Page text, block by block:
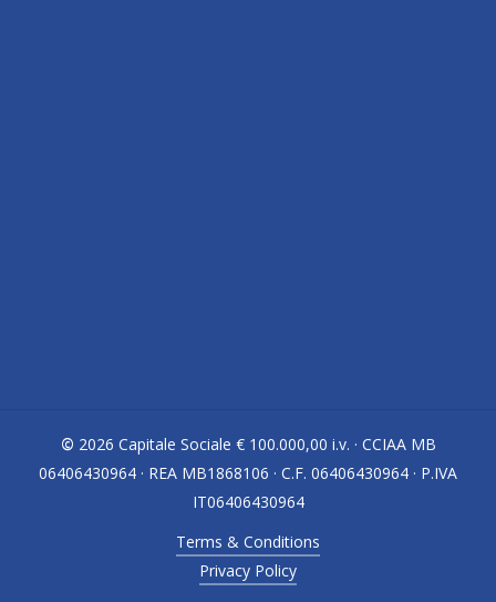
Tel. 039 695355
e-mail:info@devecchigaetano.com
© 2026 Capitale Sociale € 100.000,00 i.v. · CCIAA MB
06406430964 · REA MB1868106 · C.F. 06406430964 · P.IVA
IT06406430964
Terms & Conditions
Privacy Policy